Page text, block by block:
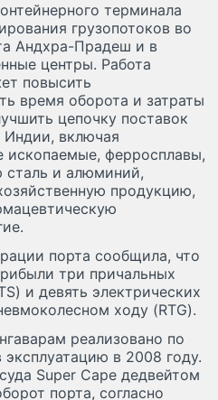
терминала
грузопотоков во
Андхра-Прадеш и в
центры. Работа
повысить
время оборота и затраты
цепочку поставок
Индии, включая
ископаемые, ферросплавы,
сталь и алюминий,
продукцию,
порта сообщила, что
три причальных
и девять электрических
ходу (RTG).
реализовано по
в 2008 году.
Super Cape дедвейтом
порта, согласно